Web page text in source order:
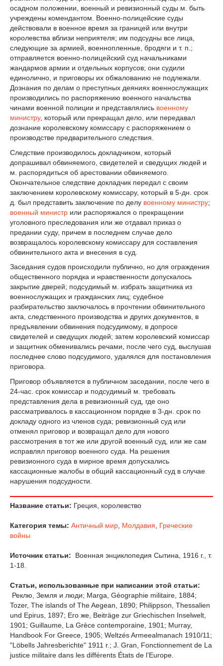
осадном положении, военный и ревизионный суды м. быть
учреждены комендантом. Военно-полицейские суды
действовали в военное время за границей или внутри
королевства вблизи неприятеля; им подсудны все лица,
следующие за армией, военнопленные, бродяги и т. п.;
отправляется военно-полицейский суд начальниками
жандармов армии и отдельных корпусов; они судили
единолично, и приговоры их обжалованию не подлежали.
Дознания по делам о преступных деяниях военнослужащих
производились по распоряжению военного начальства
чинами военной полиции и представлялись военному
министру, который или прекращал дело, или передавал
дознание королевскому комиссару с распоряжением о
производстве предварительного следствия.
Следствие производилось докладчиком, который
допрашивал обвиняемого, свидетелей и сведущих людей и
м. распорядиться об арестовании обвиняемого.
Окончательное следствие докладчик передал с своим
заключением королевскому комиссару, который в 5-дн. срок
д. был представить заключение по делу военному министру;
военный министр или распоряжался о прекращении
уголовного преследования или же отдавал приказ о
предании суду, причем в последнем случае дело
возвращалось королевскому комиссару для составления
обвинительного акта и внесения в суд.
Заседания судов происходили публично, но для ограждения
общественного порядка и нравственности допускалось
закрытие дверей; подсудимый м. избрать защитника из
военнослужащих и гражданских лиц; судебное
разбирательство заключалось в прочтении обвинительного
акта, следственного производства и других документов, в
предъявлении обвинения подсудимому, в допросе
свидетелей и сведущих людей; затем королевский комиссар
и защитник обменивались речами, после чего суд, выслушав
последнее слово подсудимого, удалялся для постановления
приговора.
Приговор объявляется в публичном заседании, после чего в
24-час. срок комиссар и подсудимый м. требовать
представления дела в ревизионный суд, где оно
рассматривалось в кассационном порядке в 3-дн. срок по
докладу одного из членов суда; ревизионный суд или
отменял приговор и возвращал дело для нового
рассмотрения в тот же или другой военный суд, или же сам
исправлял приговор военного суда. На решения
ревизионного суда в мирное время допускались
кассационные жалобы в общий кассационный суд в случае
нарушения подсудности.
Название статьи: Греция, королевство
Категория темы: Античный мир, Молдавия, Греческие
войны
Источник статьи:
Военная энциклопедия Сытина, 1916 г., т.
1-18.
Статьи, использованные при написании этой статьи:
Реклю, Земля и люди; Marga, Géographie militaire, 1884;
Tozer, The islands of The Aegean, 1890; Philippson, Thessalien
und Epirus, 1897; Его же, Beiträge zur Griechischen Inselwelt,
1901; Guillaume, La Grèce contemporaine, 1901; Murray,
Handbook For Greece, 1905; Weltzés Armeealmanach 1910/11;
"Löbells Jahresberichte" 1911 r.; J. Gran, Fonctionnement de La
justice militaire dans les différents États de l’Europe.